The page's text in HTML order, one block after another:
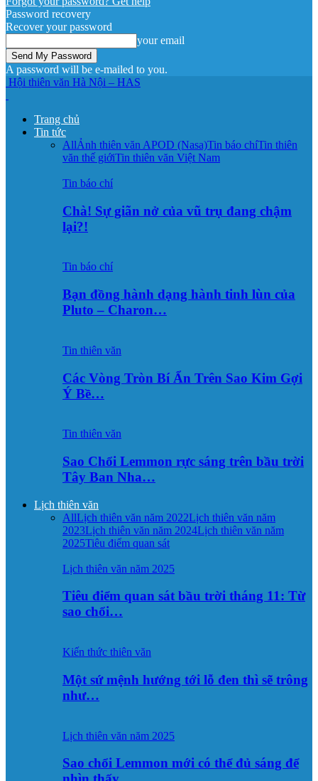
Password recovery
Recover your password
your email
A password will be e-mailed to you.
Hội thiên văn Hà Nội – HAS
Trang chủ
Tin tức
AllẢnh thiên văn APOD (Nasa)Tin báo chíTin thiên
văn thế giớiTin thiên văn Việt Nam
Tin báo chí
Chà! Sự giãn nở của vũ trụ đang chậm
lại?!
Tin báo chí
Bạn đồng hành dạng hành tinh lùn của
Pluto – Charon…
Tin thiên văn
Các Vòng Tròn Bí Ẩn Trên Sao Kim Gợi
Ý Bề…
Tin thiên văn
Sao Chổi Lemmon rực sáng trên bầu trời
Tây Ban Nha…
Lịch thiên văn
AllLịch thiên văn năm 2022Lịch thiên văn năm
2023Lịch thiên văn năm 2024Lịch thiên văn năm
2025Tiêu điểm quan sát
Lịch thiên văn năm 2025
Tiêu điểm quan sát bầu trời tháng 11: Từ
sao chổi…
Kiến thức thiên văn
Một sứ mệnh hướng tới lỗ đen thì sẽ trông
như…
Lịch thiên văn năm 2025
Sao chổi Lemmon mới có thể đủ sáng để